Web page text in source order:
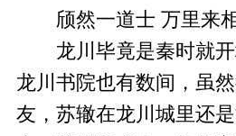
颀然一道士 万里来
龙川毕竟是秦时就开
龙川书院也有数间，虽然
友，苏辙在龙川城里还